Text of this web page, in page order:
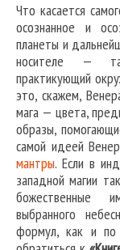
Что касается
осознанное и
планеты и
носителе —
практикующий
это, скажем,
мага — цвета,
образы,
самой идеей
мантры. Если в
западной магии
божественные
выбранного
формул, как и по